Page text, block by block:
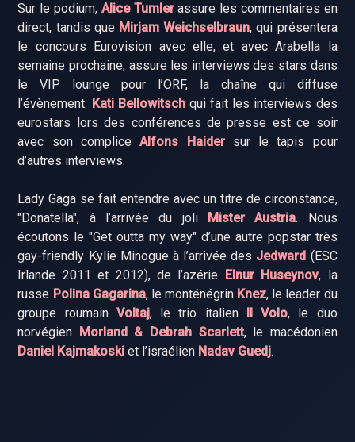
Sur le podium, Alice Tumlerassure les commentaires en
direct, tandis que Mirjam Weichselbraun, qui présentera
le concours Eurovision avec elle, et avec Arabella la
semaine prochaine, assure les interviews des stars dans
le VIP lounge pour l’ORF, la chaîne qui diffuse
l’évènement. Kati Bellowitschqui fait les interviews des
eurostars lors des conférences de presse est ce soir
avec son compliceAlfons Haidersur le tapis pour
d’autres interviews.
Lady Gaga se fait entendre avec un titre de circonstance,
"Donatella", à l’arrivée du joli
Mister Austria. Nous
écoutons le "Get outta my way" d’une autre popstar très
gay-friendly Kylie Minogue à l’arrivée des Jedward (ESC
Irlande 2011 et 2012), de l’azérie
Elnur Huseynov, la
russe Polina Gagarina, le monténégrin Knez, le leader du
groupe roumain Voltaj, le trio italien Il Volo, le duo
norvégien
Morland & Debrah Scarlett, le macédonien
Daniel Kajmakoski et l’israélien Nadav Guedj.